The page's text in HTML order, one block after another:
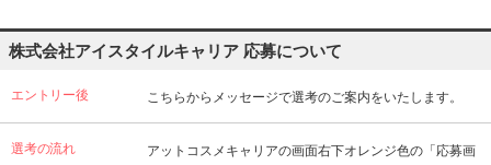
株式会社アイスタイルキャリア 応募について
エントリー後 こちらからメッセージで選考のご案内をいたします。
選考の流れ
アットコスメキャリアの画面右下オレンジ色の「応募画